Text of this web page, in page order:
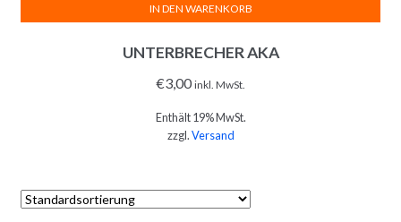
UNTERBRECHER AKA
€3,00 inkl. MwSt.
Enthält 19% MwSt.
zzgl.Versand
IN DEN WARENKORB